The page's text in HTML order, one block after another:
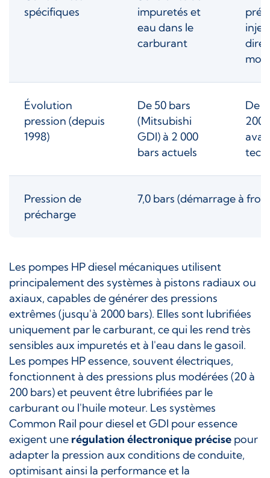
spécifiques
impuretés et
eau dans le
carburant
Évolution
pression (depuis
1998)
De 50 bars
(Mitsubishi
GDI) à 2 000
bars actuels
De
200
Pression de
précharge
7,0 bars (démarrage à
Les pompes HP diesel mécaniques utilisent
principalement des systèmes à pistons radiaux ou
axiaux, capables de générer des pressions
extrêmes (jusqu'à 2000 bars). Elles sont lubrifiées
uniquement par le carburant, ce qui les rend très
sensibles aux impuretés et à l'eau dans le gasoil.
Les pompes HP essence, souvent électriques,
fonctionnent à des pressions plus modérées (20 à
200 bars) et peuvent être lubrifiées par le
carburant ou l'huile moteur. Les systèmes
Common Rail pour diesel et GDI pour essence
exigent une régulation électronique précise pour
adapter la pression aux conditions de conduite,
optimisant ainsi la performance et la